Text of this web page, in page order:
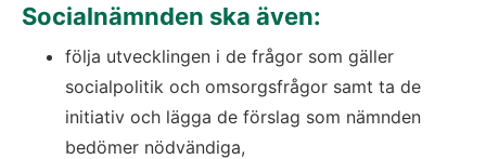
Socialnämnden ska även:
följa utvecklingen i de frågor som gäller
socialpolitik och omsorgsfrågor samt ta de
initiativ och lägga de förslag som nämnden
bedömer nödvändiga,